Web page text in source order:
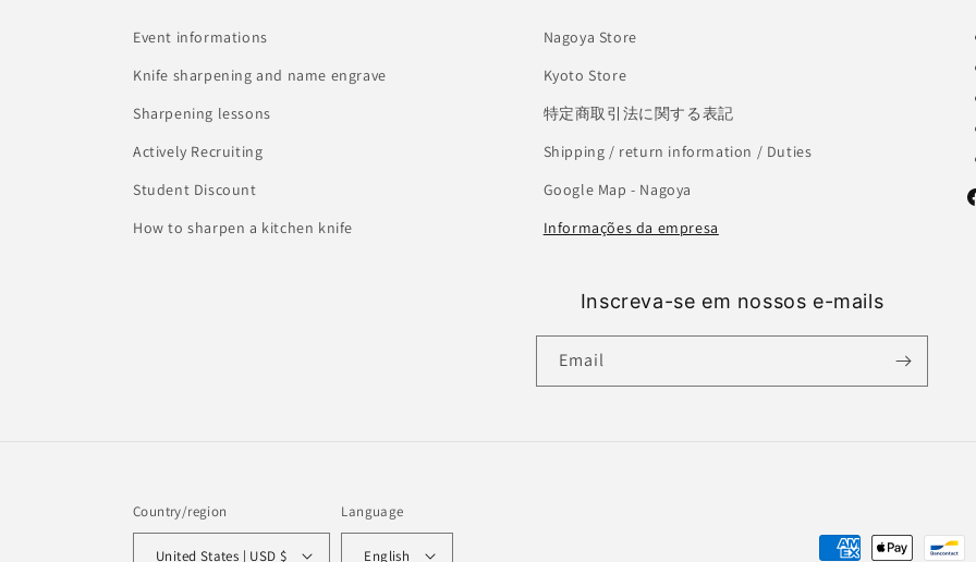
Event informations
Knife sharpening and name engrave
Sharpening lessons
Actively Recruiting
Student Discount
How to sharpen a kitchen knife
Nagoya Store
Kyoto Store
特定商取引法に関する表記
Shipping / return information / Duties
Google Map - Nagoya
Informações da empresa
Inscreva-se em nossos e-mails
Email
Country/region
United States | USD $
Language
English Payment